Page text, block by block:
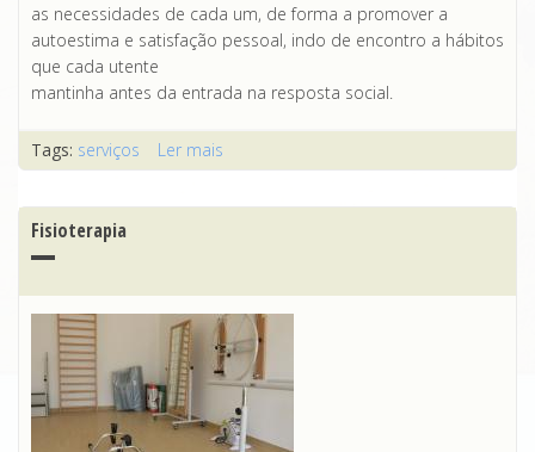
as necessidades de cada um, de forma a promover a
autoestima e satisfação pessoal, indo de encontro a hábitos
que cada utente
mantinha antes da entrada na resposta social.
Tags: serviços Ler mais
Fisioterapia